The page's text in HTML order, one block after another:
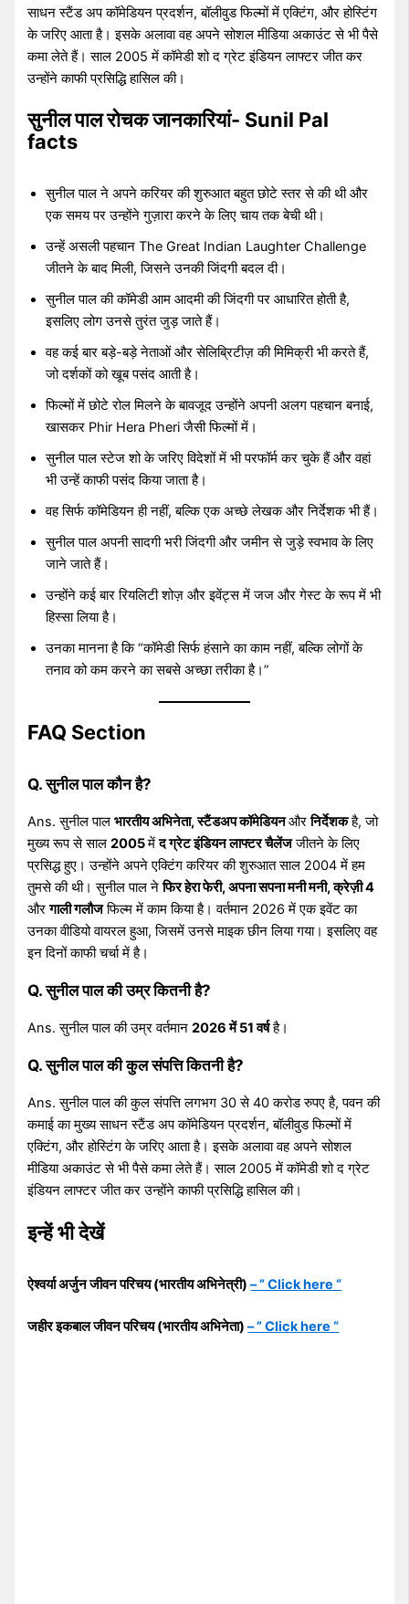
साधन स्टैंड अप कॉमेडियन प्रदर्शन, बॉलीवुड फिल्मों में एक्टिंग, और होस्टिंग
के जरिए आता है। इसके अलावा वह अपने सोशल मीडिया अकाउंट से भी पैसे
कमा लेते हैं। साल 2005 में कॉमेडी शो द ग्रेट इंडियन लाफ्टर जीत कर
उन्होंने काफी प्रसिद्धि हासिल की।
सुनील पाल रोचक जानकारियां- Sunil Pal
facts
सुनील पाल ने अपने करियर की शुरुआत बहुत छोटे स्तर से की थी और
एक समय पर उन्होंने गुज़ारा करने के लिए चाय तक बेची थी।
उन्हें असली पहचान The Great Indian Laughter Challenge
जीतने के बाद मिली, जिसने उनकी जिंदगी बदल दी।
सुनील पाल की कॉमेडी आम आदमी की जिंदगी पर आधारित होती है,
इसलिए लोग उनसे तुरंत जुड़ जाते हैं।
वह कई बार बड़े-बड़े नेताओं और सेलिब्रिटीज़ की मिमिक्री भी करते हैं,
जो दर्शकों को खूब पसंद आती है।
फिल्मों में छोटे रोल मिलने के बावजूद उन्होंने अपनी अलग पहचान बनाई,
खासकर Phir Hera Pheri जैसी फिल्मों में।
सुनील पाल स्टेज शो के जरिए विदेशों में भी परफॉर्म कर चुके हैं और वहां
भी उन्हें काफी पसंद किया जाता है।
वह सिर्फ कॉमेडियन ही नहीं, बल्कि एक अच्छे लेखक और निर्देशक भी हैं।
सुनील पाल अपनी सादगी भरी जिंदगी और जमीन से जुड़े स्वभाव के लिए
जाने जाते हैं।
उन्होंने कई बार रियलिटी शोज़ और इवेंट्स में जज और गेस्ट के रूप में भी
हिस्सा लिया है।
उनका मानना है कि “कॉमेडी सिर्फ हंसाने का काम नहीं, बल्कि लोगों के
तनाव को कम करने का सबसे अच्छा तरीका है।”
FAQ Section
Q. सुनील पाल कौन है?
Ans. सुनील पालभारतीय अभिनेता, स्टैंडअप कॉमेडियनऔरनिर्देशकहै, जो
मुख्य रूप से साल2005मेंद ग्रेट इंडियन लाफ्टर चैलेंजजीतने के लिए
प्रसिद्ध हुए। उन्होंने अपने एक्टिंग करियर की शुरुआत साल 2004 में हम
तुमसे की थी। सुनील पाल नेफिर हेरा फेरी, अपना सपना मनी मनी, क्रेज़ी 4
औरगाली गलौजफिल्म में काम किया है। वर्तमान 2026 में एक इवेंट का
उनका वीडियो वायरल हुआ, जिसमें उनसे माइक छीन लिया गया। इसलिए वह
इन दिनों काफी चर्चा में है।
Q. सुनील पाल की उम्र कितनी है?
Ans. सुनील पाल की उम्र वर्तमान2026 में 51 वर्षहै।
Q. सुनील पाल की कुल संपत्ति कितनी है?
Ans. सुनील पाल की कुल संपत्ति लगभग 30 से 40 करोड रुपए है, पवन की
कमाई का मुख्य साधन स्टैंड अप कॉमेडियन प्रदर्शन, बॉलीवुड फिल्मों में
एक्टिंग, और होस्टिंग के जरिए आता है। इसके अलावा वह अपने सोशल
मीडिया अकाउंट से भी पैसे कमा लेते हैं। साल 2005 में कॉमेडी शो द ग्रेट
इंडियन लाफ्टर जीत कर उन्होंने काफी प्रसिद्धि हासिल की।
इन्हें भी देखें
ऐश्वर्या अर्जुन जीवन परिचय (भारतीय अभिनेत्री)– ” Click here “
जहीर इकबाल जीवन परिचय (भारतीय अभिनेता)– ” Click here “